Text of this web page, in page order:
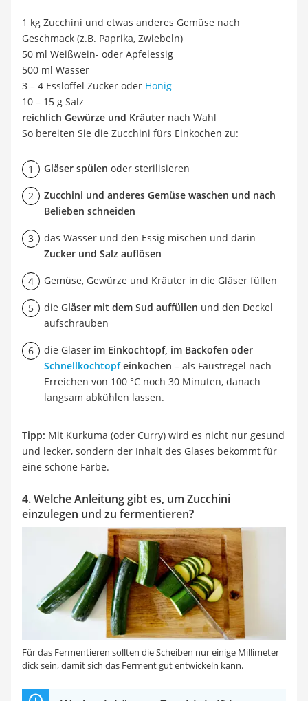
1 kg Zucchini und etwas anderes Gemüse nach
Geschmack (z.B. Paprika, Zwiebeln)
50 ml Weißwein- oder Apfelessig
500 ml Wasser
3 – 4 Esslöffel Zucker oder Honig
10 – 15 g Salz
reichlich Gewürze und Kräuter nach Wahl
So bereiten Sie die Zucchini fürs Einkochen zu:
Gläser spülen oder sterilisieren
Zucchini und anderes Gemüse waschen und nach
Belieben schneiden
das Wasser und den Essig mischen und darin
Zucker und Salz auflösen
Gemüse, Gewürze und Kräuter in die Gläser füllen
die Gläser mit dem Sud auffüllen und den Deckel
aufschrauben
die Gläser im Einkochtopf, im Backofen oder
Schnellkochtopfeinkochen – als Faustregel nach
Erreichen von 100 °C noch 30 Minuten, danach
langsam abkühlen lassen.
Tipp: Mit Kurkuma (oder Curry) wird es nicht nur gesund
und lecker, sondern der Inhalt des Glases bekommt für
eine schöne Farbe.
4. Welche Anleitung gibt es, um Zucchini
einzulegen und zu fermentieren?
Für das Fermentieren sollten die Scheiben nur einige Millimeter
dick sein, damit sich das Ferment gut entwickeln kann.